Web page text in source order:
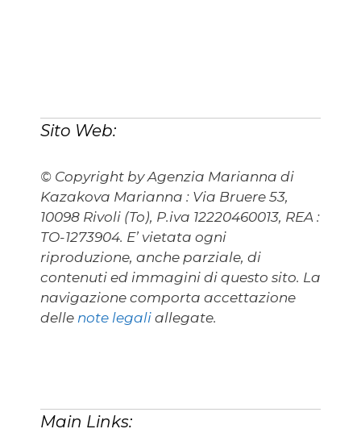
Sito Web:
© Copyright by Agenzia Marianna di
Kazakova Marianna : Via Bruere 53,
10098 Rivoli (To), P.iva 12220460013, REA :
TO-1273904. E’ vietata ogni
riproduzione, anche parziale, di
contenuti ed immagini di questo sito. La
navigazione comporta accettazione
delle note legali allegate.
Main Links: